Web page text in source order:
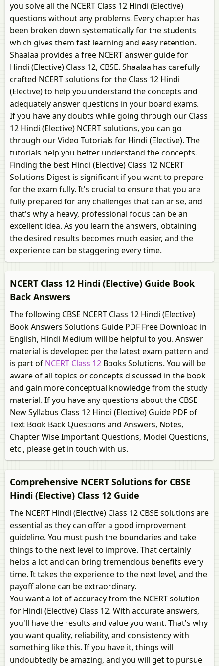
you solve all the NCERT Class 12 Hindi (Elective)
questions without any problems. Every chapter has
been broken down systematically for the students,
which gives them fast learning and easy retention.
Shaalaa provides a free NCERT answer guide for
Hindi (Elective) Class 12, CBSE. Shaalaa has carefully
crafted NCERT solutions for the Class 12 Hindi
(Elective) to help you understand the concepts and
adequately answer questions in your board exams.
If you have any doubts while going through our Class
12 Hindi (Elective) NCERT solutions, you can go
through our Video Tutorials for Hindi (Elective). The
tutorials help you better understand the concepts.
Finding the best Hindi (Elective) Class 12 NCERT
Solutions Digest is significant if you want to prepare
for the exam fully. It's crucial to ensure that you are
fully prepared for any challenges that can arise, and
that's why a heavy, professional focus can be an
excellent idea. As you learn the answers, obtaining
the desired results becomes much easier, and the
experience can be staggering every time.
NCERT Class 12 Hindi (Elective) Guide Book
Back Answers
The following CBSE NCERT Class 12 Hindi (Elective)
Book Answers Solutions Guide PDF Free Download in
English, Hindi Medium will be helpful to you. Answer
material is developed per the latest exam pattern and
is part of NCERT Class 12 Books Solutions. You will be
aware of all topics or concepts discussed in the book
and gain more conceptual knowledge from the study
material. If you have any questions about the CBSE
New Syllabus Class 12 Hindi (Elective) Guide PDF of
Text Book Back Questions and Answers, Notes,
Chapter Wise Important Questions, Model Questions,
etc., please get in touch with us.
Comprehensive NCERT Solutions for CBSE
Hindi (Elective) Class 12 Guide
The NCERT Hindi (Elective) Class 12 CBSE solutions are
essential as they can offer a good improvement
guideline. You must push the boundaries and take
things to the next level to improve. That certainly
helps a lot and can bring tremendous benefits every
time. It takes the experience to the next level, and the
payoff alone can be extraordinary.
You want a lot of accuracy from the NCERT solution
for Hindi (Elective) Class 12. With accurate answers,
you'll have the results and value you want. That's why
you want quality, reliability, and consistency with
something like this. If you have it, things will
undoubtedly be amazing, and you will get to pursue